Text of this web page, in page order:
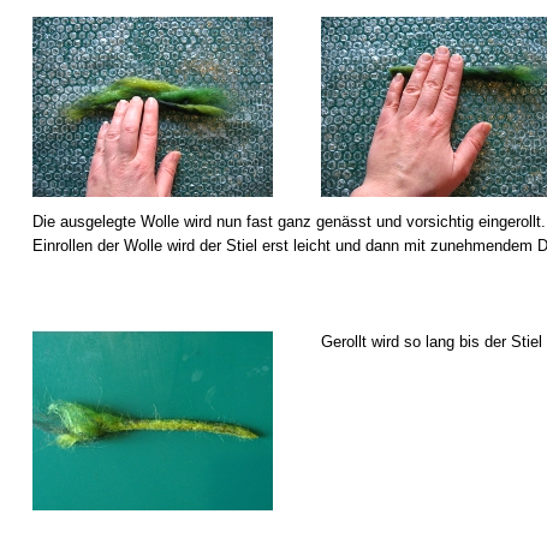
Die ausgelegte Wolle wird nun fast ganz genässt und vorsichtig
Einrollen der Wolle wird der Stiel erst leicht und dann mit
Gerollt wird so lang bis der